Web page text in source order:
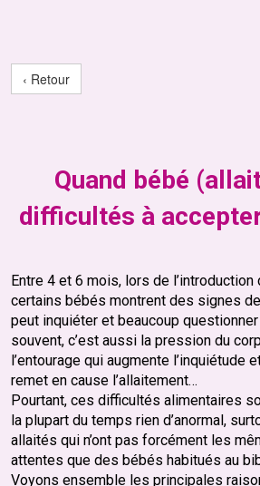
‹ Retour
Quand bébé
difficultés à
Entre 4 et 6 mois, lors de
certains bébés montrent des signes
peut inquiéter et beaucoup
souvent, c’est aussi la pression du
l’entourage qui augmente l’inquiétude
remet en cause l’allaitement…
Pourtant, ces difficultés alimentaires
la plupart du temps rien d’anormal,
allaités qui n’ont pas forcément les
attentes que des bébés habitués au
Voyons ensemble les principales